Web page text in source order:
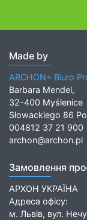
Made by
ARCHON+ Biuro
Barbara Mendel,
32-400 Myślenice
Słowackiego 86
004812 37 21 900
archon@archon.pl
Замовлення
АРХОН УКРАЇНА
Адреса офісу:
м. Львів, вул.